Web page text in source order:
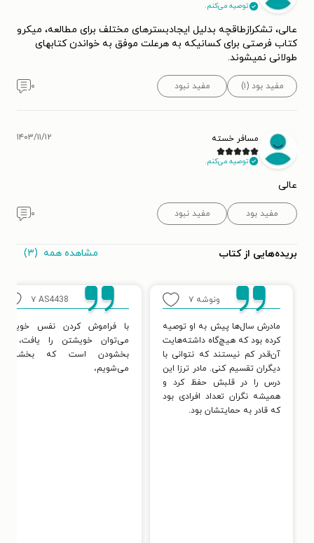
توصیه می‌کنم.
عالی، تشکرازطاقچه بدلیل ایجادبسترهای مختلف برای مطالعه، میکرو
کتاب فرصتی برای کسانیکه به هرعلت موفق به خواندن کتابهای
طولانی نمیشوند.
مفید بود (۱) مفید نبود ۰
مسافر خسته
توصیه می‌کنم.
۱۴۰۳/۱۱/۱۲
عالی
مفید بود مفید نبود ۰
بریده‌هایی از کتاب مشاهده همه (۳)
ونوشه ۷
مادرش سال‌ها پیش به او توصیه
کرده بود که هیچ‌گاه داشته‌هایت
آن‌قدر کم نیستند که نتوانی با
دیگران تقسیم کنی. مادر ترزا این
درس را در قلبش حفظ کرد و
همیشه نگران تعداد افرادی بود
که قادر به حمایتشان بود.
AS4438 ۷
با فراموش کردن نفس خویش
می‌توان خویشتن را یافت، با
بخشودن است که بخشیده
می‌شویم،